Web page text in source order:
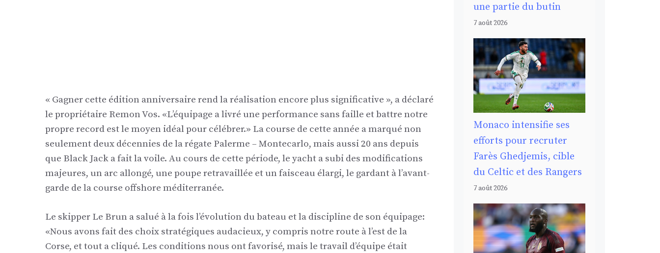
« Gagner cette édition anniversaire rend la réalisation encore plus significative », a déclaré
le propriétaire Remon Vos. «L’équipage a livré une performance sans faille et battre notre
propre record est le moyen idéal pour célébrer.» La course de cette année a marqué non
seulement deux décennies de la régate Palerme – Montecarlo, mais aussi 20 ans depuis
que Black Jack a fait la voile. Au cours de cette période, le yacht a subi des modifications
majeures, un arc allongé, une poupe retravaillée et un faisceau élargi, le gardant à l’avant-
garde de la course offshore méditerranée.
Le skipper Le Brun a salué à la fois l’évolution du bateau et la discipline de son équipage:
«Nous avons fait des choix stratégiques audacieux, y compris notre route à l’est de la
Corse, et tout a cliqué. Les conditions nous ont favorisé, mais le travail d’équipe était
une partie du butin
7 août 2026
Monaco intensifie ses
efforts pour recruter
Farès Ghedjemis, cible
du Celtic et des Rangers
7 août 2026